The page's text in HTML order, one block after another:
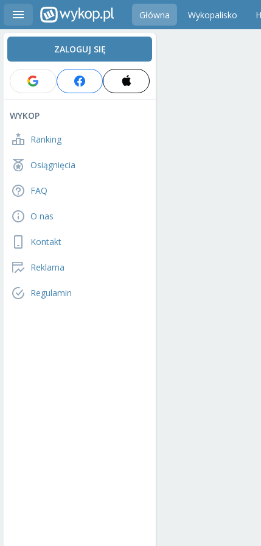
Główna Wykopalisko
ZALOGUJ SIĘ
WYKOP
Ranking
Osiągnięcia
FAQ
O nas
Kontakt
Reklama
Regulamin